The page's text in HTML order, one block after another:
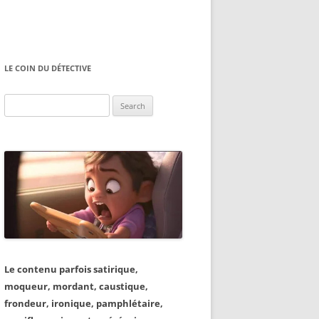
LE COIN DU DÉTECTIVE
for:
Le contenu parfois satirique,
moqueur, mordant, caustique,
frondeur, ironique, pamphlétaire,